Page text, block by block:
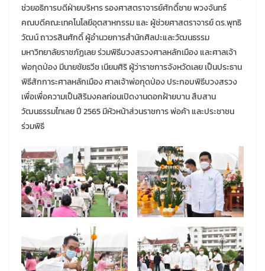
ช่วยอธิการบดีฝ่ายบริหาร รองศาสตราจารย์ศักดิ์ชาย พวงจันทร์
คณบดีคณะเทคโนโลยีอุตสาหกรรม และ ผู้ช่วยศาสตราจารย์ ดร.พุทธิ
วัฒน์ ถาวรสินศักดิ์ ผู้อำนวยการสำนักศิลปะและวัฒนธรรม
มหาวิทยาลัยราชภัฏเลย ร่วมพิธีบวงสรวงศาลหลักเมือง และศาลเจ้า
พ่อกุดป่อง มีนายชัยธวีช เนียมศิริ ผู้ว่าราชการจังหวัดเลย เป็นประธาน
พิธีสักการะศาลหลักเมือง ศาลเจ้าพ่อกุดป่อง ประกอบพิธีบวงสรวง
เพื่อเพื่อความเป็นสิริมงคลก่อนเปิดงานดอกฝ้ายบาน สืบสาน
วัฒนธรรมไทเลย ปี 2565 มีหัวหน้าส่วนราชการ พ่อค้า และประชาชน
ร่วมพิธี